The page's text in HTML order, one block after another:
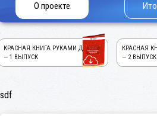
О проекте
КРАСНАЯ КНИГА РУКАМИ ДЕТЕЙ!
— 1 ВЫПУСК
КРАСНАЯ
— 2 ВЫПУСК
sdf